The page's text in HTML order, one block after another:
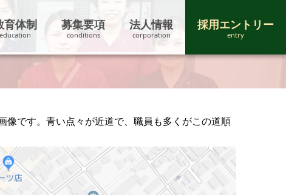
育体制 募集要項 法人情報 採用エントリー
です。青い点々が近道で、職員も多くがこの道順